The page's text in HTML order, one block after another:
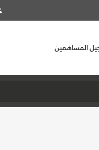
المساهمين